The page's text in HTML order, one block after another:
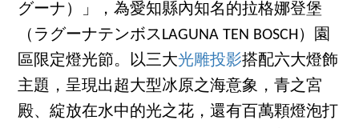
グーナ）」，為愛知縣內知名的拉格娜登堡
（ラグーナテンボスLAGUNA TEN BOSCH）園
區限定燈光節。以三大光雕投影搭配六大燈飾
主題，呈現出超大型冰原之海意象，青之宮
殿、綻放在水中的光之花，還有百萬顆燈泡打